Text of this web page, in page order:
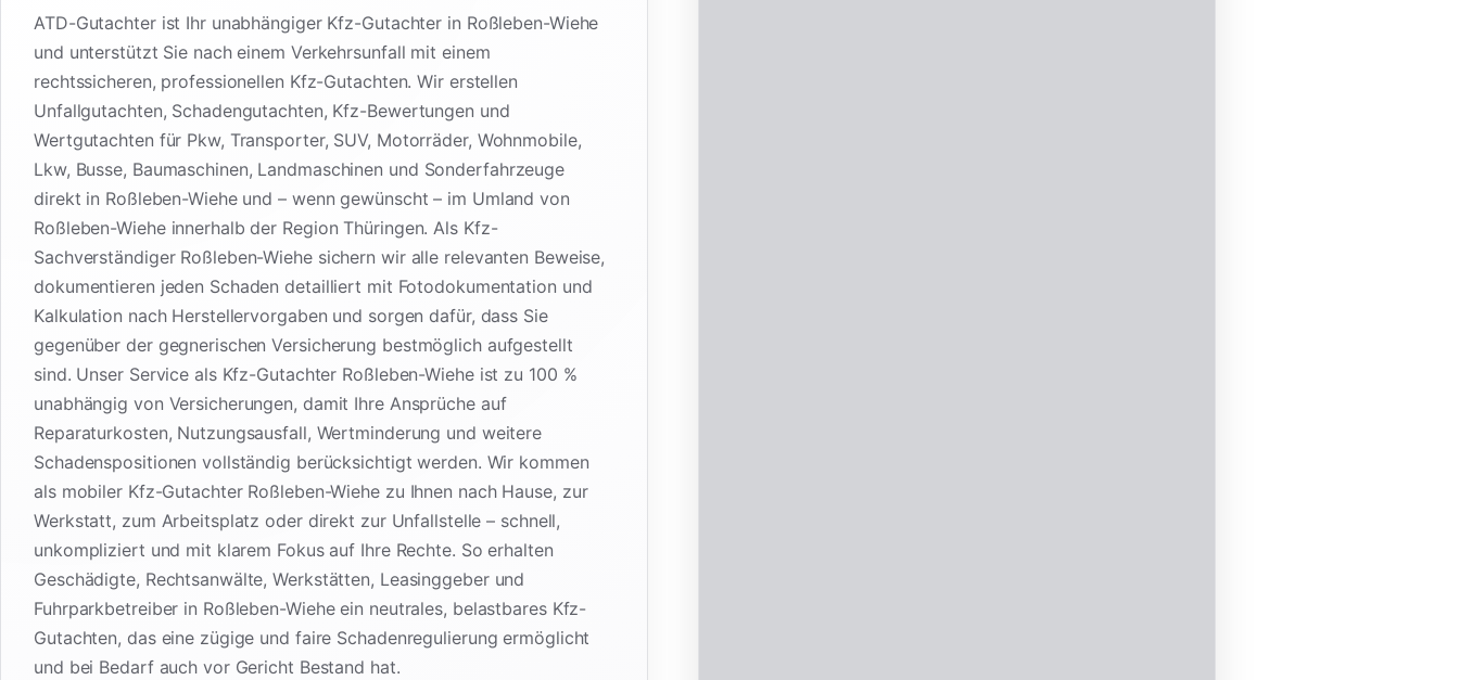
ATD-Gutachter ist Ihr unabhängiger Kfz-Gutachter in Roßleben-Wiehe
und unterstützt Sie nach einem Verkehrsunfall mit einem
rechtssicheren, professionellen Kfz-Gutachten. Wir erstellen
Unfallgutachten, Schadengutachten, Kfz-Bewertungen und
Wertgutachten für Pkw, Transporter, SUV, Motorräder, Wohnmobile,
Lkw, Busse, Baumaschinen, Landmaschinen und Sonderfahrzeuge
direkt in Roßleben-Wiehe und – wenn gewünscht – im Umland von
Roßleben-Wiehe innerhalb der Region Thüringen. Als Kfz-
Sachverständiger Roßleben-Wiehe sichern wir alle relevanten Beweise,
dokumentieren jeden Schaden detailliert mit Fotodokumentation und
Kalkulation nach Herstellervorgaben und sorgen dafür, dass Sie
gegenüber der gegnerischen Versicherung bestmöglich aufgestellt
sind. Unser Service als Kfz-Gutachter Roßleben-Wiehe ist zu 100 %
unabhängig von Versicherungen, damit Ihre Ansprüche auf
Reparaturkosten, Nutzungsausfall, Wertminderung und weitere
Schadenspositionen vollständig berücksichtigt werden. Wir kommen
als mobiler Kfz-Gutachter Roßleben-Wiehe zu Ihnen nach Hause, zur
Werkstatt, zum Arbeitsplatz oder direkt zur Unfallstelle – schnell,
unkompliziert und mit klarem Fokus auf Ihre Rechte. So erhalten
Geschädigte, Rechtsanwälte, Werkstätten, Leasinggeber und
Fuhrparkbetreiber in Roßleben-Wiehe ein neutrales, belastbares Kfz-
Gutachten, das eine zügige und faire Schadenregulierung ermöglicht
und bei Bedarf auch vor Gericht Bestand hat.